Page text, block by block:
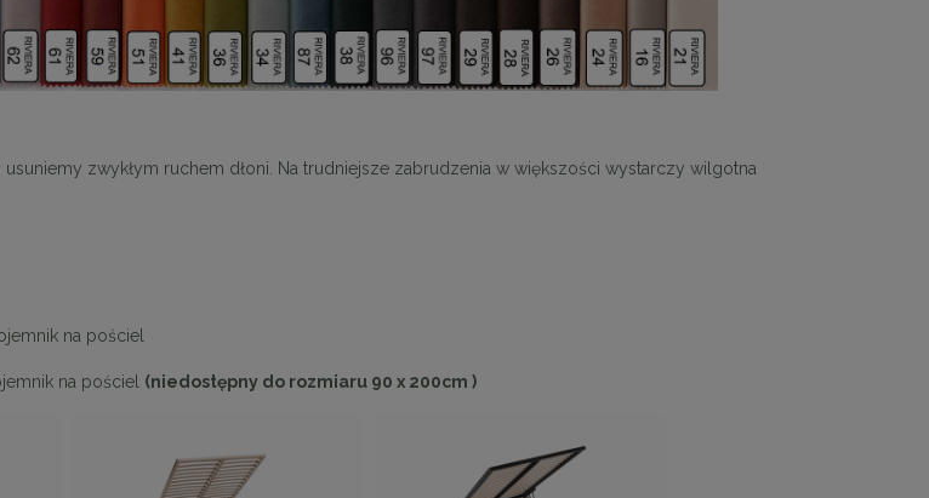
48,00 zł
cm + kolory
zwykłym ruchem dłoni. Na trudniejsze zabrudzenia w większości wystarczy wilgotna
na pościel
na pościel (niedostępny do rozmiaru 90 x 200cm )